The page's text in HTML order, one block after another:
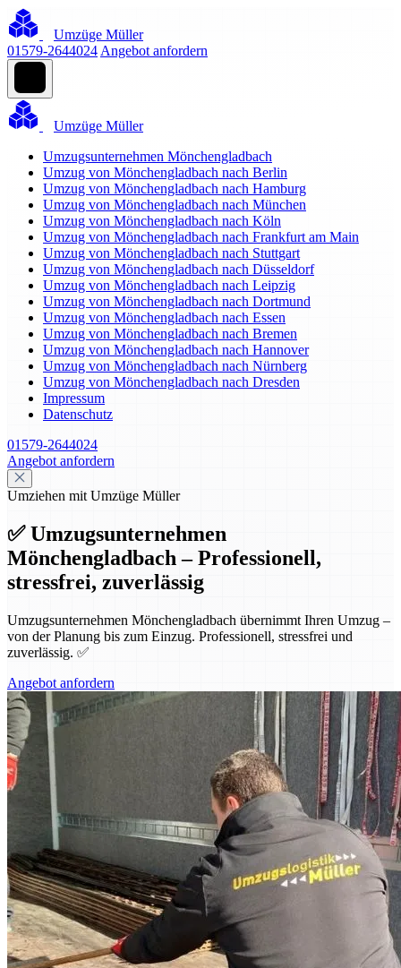
Umzüge Müller
01579-2644024 Angebot anfordern
Umzüge Müller
Umzugsunternehmen Mönchengladbach
Umzug von Mönchengladbach nach Berlin
Umzug von Mönchengladbach nach Hamburg
Umzug von Mönchengladbach nach München
Umzug von Mönchengladbach nach Köln
Umzug von Mönchengladbach nach Frankfurt am Main
Umzug von Mönchengladbach nach Stuttgart
Umzug von Mönchengladbach nach Düsseldorf
Umzug von Mönchengladbach nach Leipzig
Umzug von Mönchengladbach nach Dortmund
Umzug von Mönchengladbach nach Essen
Umzug von Mönchengladbach nach Bremen
Umzug von Mönchengladbach nach Hannover
Umzug von Mönchengladbach nach Nürnberg
Umzug von Mönchengladbach nach Dresden
Impressum
Datenschutz
01579-2644024
Angebot anfordern
Umziehen mit Umzüge Müller
✅ Umzugsunternehmen
Mönchengladbach – Professionell,
stressfrei, zuverlässig
Umzugsunternehmen Mönchengladbach übernimmt Ihren Umzug –
von der Planung bis zum Einzug. Professionell, stressfrei und
zuverlässig. ✅
Angebot anfordern